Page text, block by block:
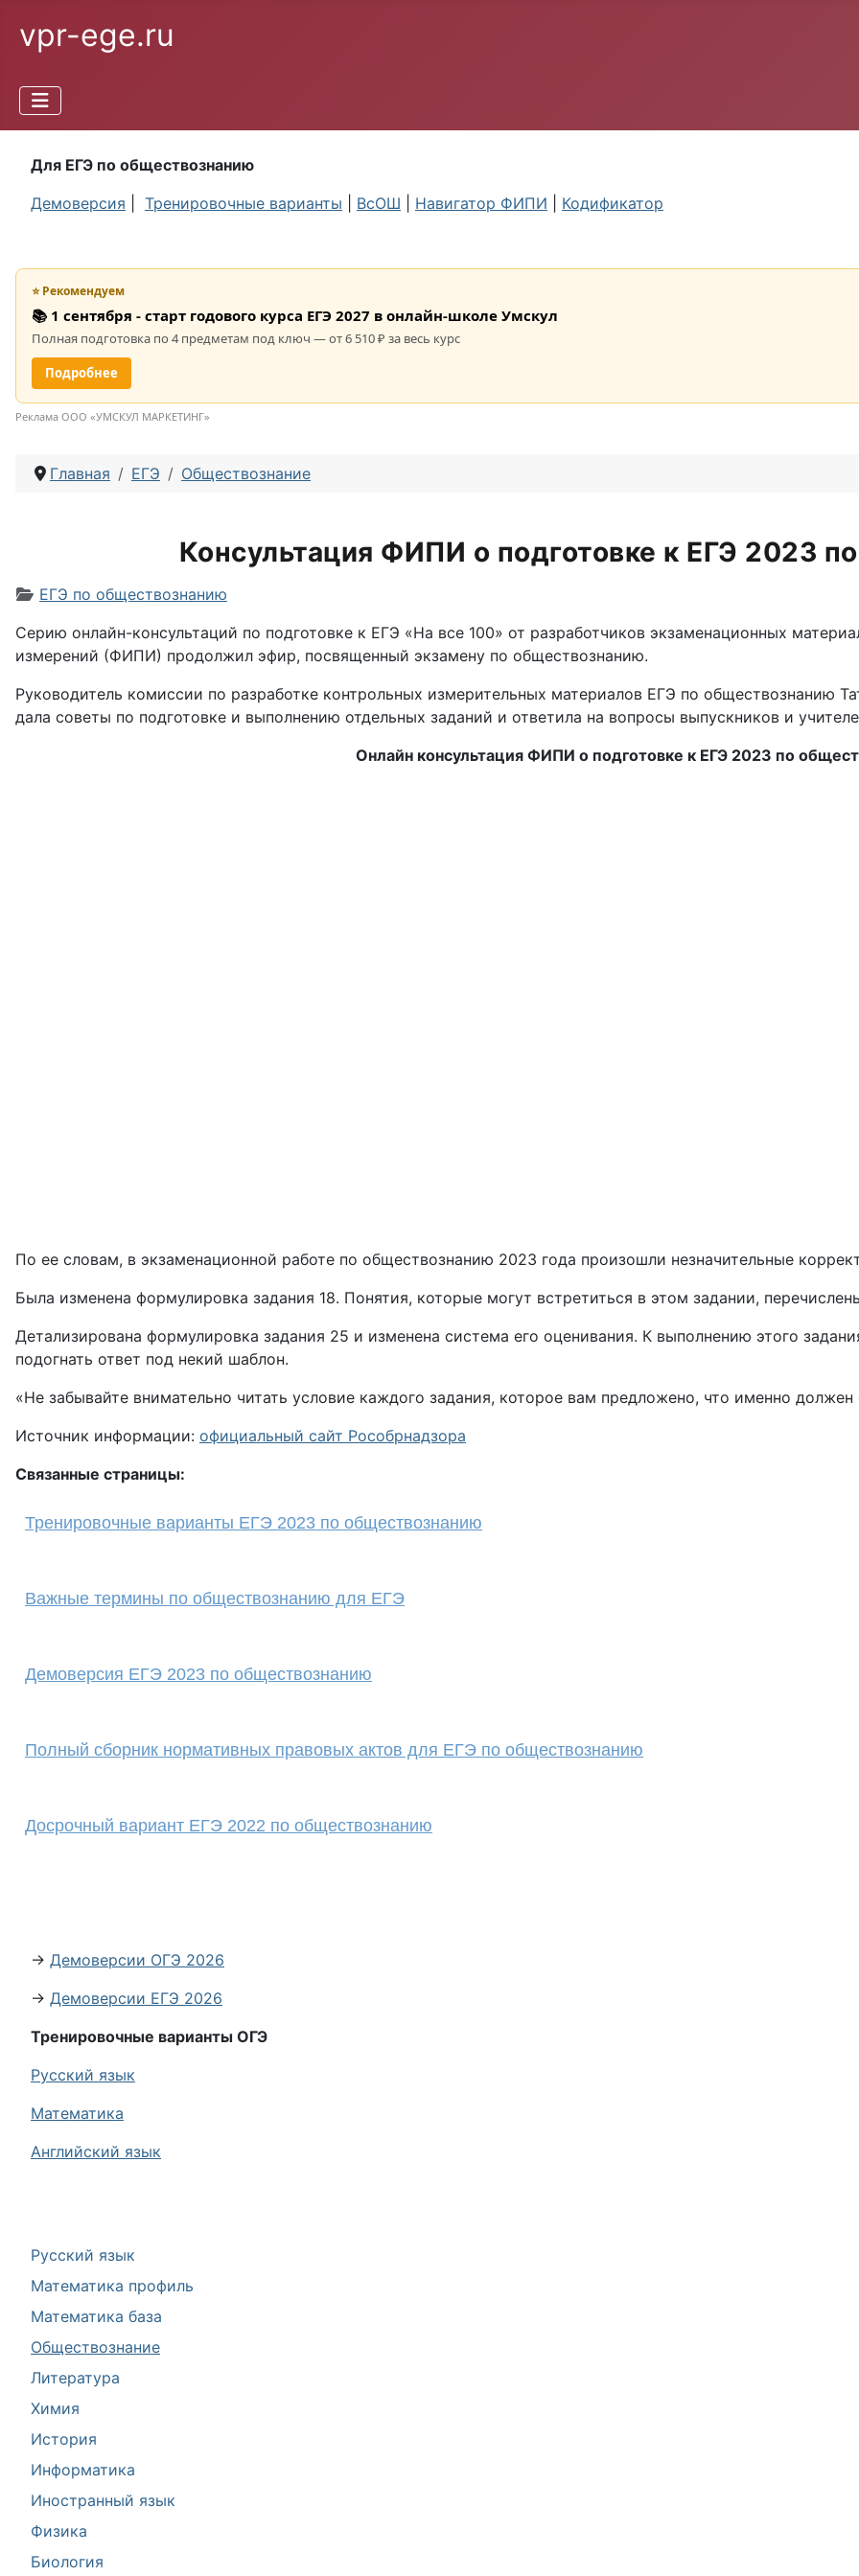
vpr-ege.ru
Для ЕГЭ по обществознанию
Демоверсия
Тренировочные варианты ВсОШ Навигатор ФИПИ Кодификатор
Русский язык
Математика профиль
Математика база
Обществознание
Литература
Химия
История
Информатика
Иностранный язык
Физика
Биология
⭐ Рекомендуем
📚 1 сентября - старт годового курса ЕГЭ 2027 в онлайн-школе Умскул
Полная подготовка по 4 предметам под ключ — от 6 510 ₽ за весь курс
Подробнее
Реклама ООО «УМСКУЛ МАРКЕТИНГ»
Главная ЕГЭ Обществознание
Консультация ФИПИ о подготовке к ЕГЭ 2023
Информация о материале
ЕГЭ по обществознанию
Серию онлайн-консультаций по подготовке к ЕГЭ «На все 100» от разработчиков экзаменационных
измерений (ФИПИ) продолжил эфир, посвященный экзамену по обществознанию.
Руководитель комиссии по разработке контрольных измерительных материалов ЕГЭ по обществознанию
дала советы по подготовке и выполнению отдельных заданий и ответила на вопросы выпускников и
Онлайн консультация ФИПИ о подготовке к ЕГЭ 2023 по
По ее словам, в экзаменационной работе по обществознанию 2023 года произошли незначительные
Была изменена формулировка задания 18. Понятия, которые могут встретиться в этом задании,
Детализирована формулировка задания 25 и изменена система его оценивания. К выполнению этого
подогнать ответ под некий шаблон.
«Не забывайте внимательно читать условие каждого задания, которое вам предложено, что именно
Источник информации: официальный сайт Рособрнадзора
Связанные страницы:
Тренировочные варианты ЕГЭ 2023 по обществознанию
Важные термины по обществознанию для ЕГЭ
Демоверсия ЕГЭ 2023 по обществознанию
Полный сборник нормативных правовых актов для ЕГЭ по обществознанию
Досрочный вариант ЕГЭ 2022 по обществознанию
→ Демоверсии ОГЭ 2026
→ Демоверсии ЕГЭ 2026
Тренировочные варианты ОГЭ
Русский язык
Математика
Английский язык